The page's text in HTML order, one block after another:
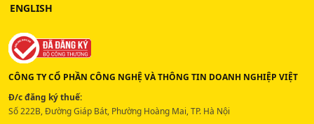
ENGLISH
CÔNG TY CỔ PHẦN CÔNG NGHỆ VÀ THÔNG TIN DOANH NGHIỆP VIỆT
Đ/c đăng ký thuế:
Số 222B, Đường Giáp Bát, Phường Hoàng Mai, TP. Hà Nội